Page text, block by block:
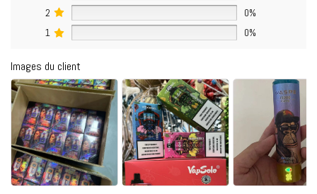
2
0%
1
0%
Images du client